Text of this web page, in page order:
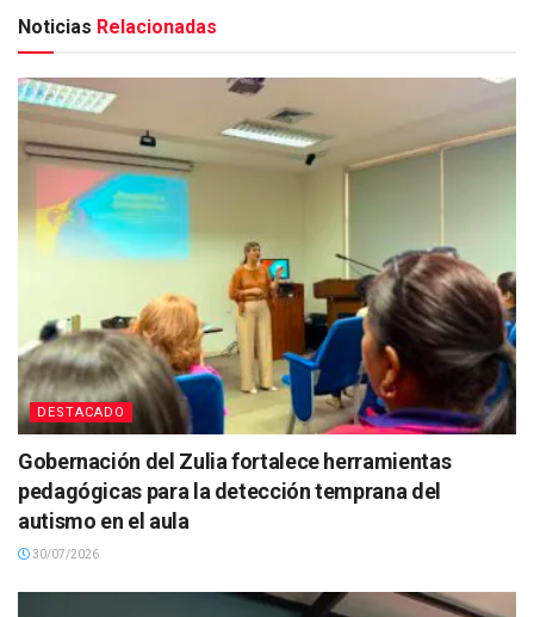
Noticias Relacionadas
DESTACADO
Gobernación del Zulia fortalece herramientas
pedagógicas para la detección temprana del
autismo en el aula
30/07/2026